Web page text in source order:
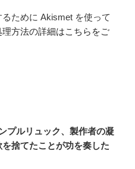
ために Akismet を使って
方法の詳細はこちらをご
プルリュック、製作者の凝
捨てたことが功を奏した